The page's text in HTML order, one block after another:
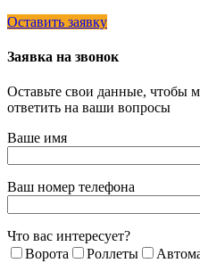
Оставить заявку
Заявка на звонок
Оставьте свои данные, чтобы
ответить на ваши вопросы
Ваше имя
Ваш номер телефона
Что вас интересует?
Ворота
Роллеты